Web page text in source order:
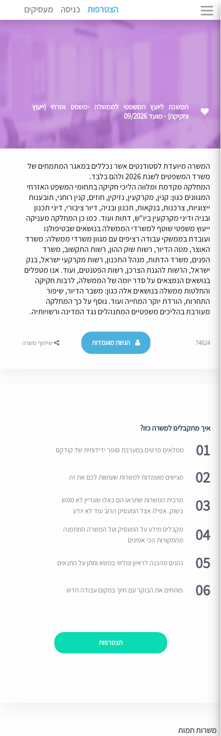
הצטרפות כניסה מעסיקים
המשנה ליועץ המשפטי לממשלה -משפט אזרחי (ייעוץ
וחקיקה) - מועד 09/2026
המשרה מיועדת לסטודנטים אשר נכללים במאגר המתמחים של
משרד המשפטים לשנת 2026 ולהם בלבד.
המחלקה מקדמת ומלווה הליכי חקיקה בתחומי המשפט האזרחי
המגוונים כגון: קנין, מקרקעין, נזיקין, חוזים, קנין רוחני, תובענות
ייצוגיות, צרכנות, בנקאות, תכנון ובניה, דיור ציבורי, דיני תכנון
ובניה ודיני מקרקעין ביו"ש, דתות ועוד. כמו כן המחלקה מעניקה
ייעוץ משפטי שוטף למשרדי הממשלה בנושאים שבטיפולנו
ועובדת בממשקי עבודה רציפים עם מגוון משרדי ממשלה: משרד
האוצר, מטה הדיור, רשות שוק ההון, רשות התקשוב, משרד
הפנים, משרד הדתות, מנהל התכנון, רשות מקרקעי ישראל, בנק
ישראל, הרשות להגנת הצרכן, רשות הפטנטים, ועוד. אנו מטפלים
בנושאים הנמצאים על סדר יומה של הממשלה, לרבות חקיקה
והחלטות ממשלה בנושאים אלה כגון: משבר הדיור, שיפור
התחרות, הורדת יוקר המחייה ועוד. נוסף על כך המחלקה
מעורבת בהליכים משפטיים המתנהלים נגד המדינה ורשויותיה.
74624 הגשת מועמדות שיתוף משרה
איך מתקבלים למשרה כזו?
01 ממלאים פרטים במערכת סופר ידידותית של קודקס
02 מגישים מועמדות למשרות שעושות לכם את זה
03
מרבית המשרות שתראו הם כאלו שעדיין לא ממש
בשוק. אפילו אצל המעסיק הרוב עוד לא יודע
04
מקבלים מידע על המעסיק ועל המשרה המתפנה
מהמקורות הכי אמינים
05 נהנים מהכנה לראיון ומליווי במשא ומתן על התנאים
06 פותחים את הבוקר עם חיוך במקום עבודה חדש
הצטרפות
משרות חמות